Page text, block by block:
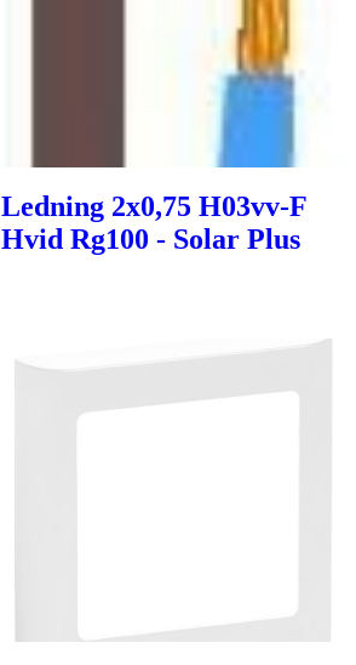
Ledning 2x0,75 H03vv-F
Hvid Rg100 - Solar Plus